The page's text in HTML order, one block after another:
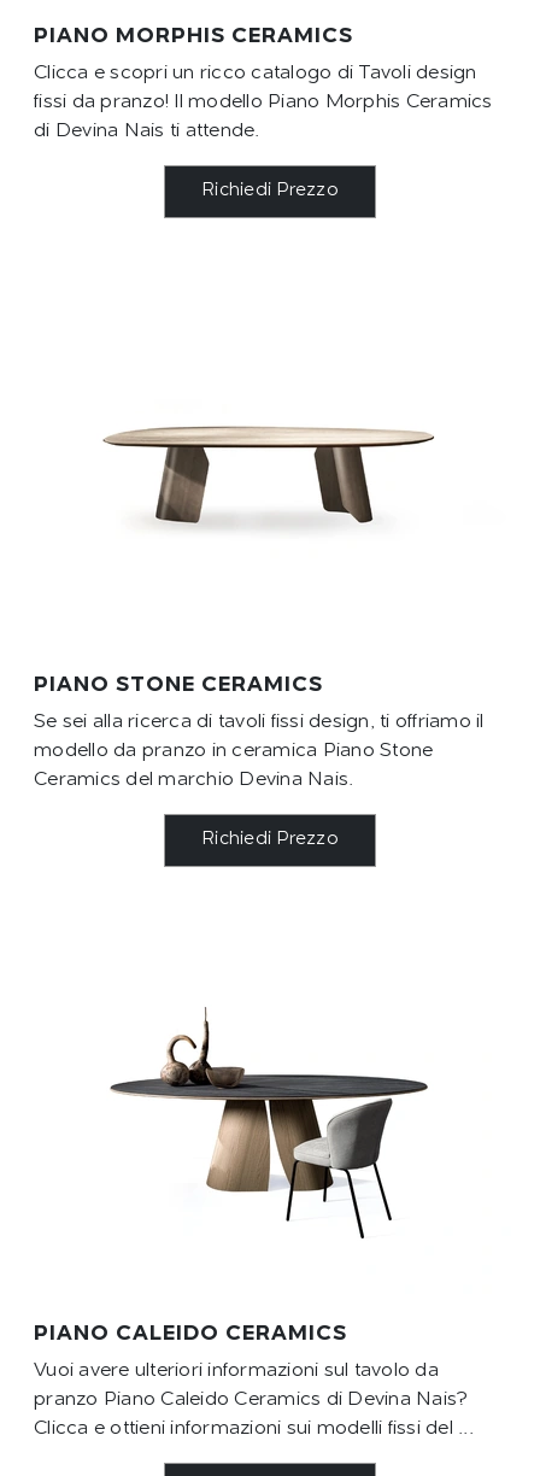
PIANO MORPHIS CERAMICS
Clicca e scopri un ricco catalogo di Tavoli design
fissi da pranzo! Il modello Piano Morphis Ceramics
di Devina Nais ti attende.
Richiedi Prezzo
PIANO STONE CERAMICS
Se sei alla ricerca di tavoli fissi design, ti offriamo il
modello da pranzo in ceramica Piano Stone
Ceramics del marchio Devina Nais.
Richiedi Prezzo
PIANO CALEIDO CERAMICS
Vuoi avere ulteriori informazioni sul tavolo da
pranzo Piano Caleido Ceramics di Devina Nais?
Clicca e ottieni informazioni sui modelli fissi del ...